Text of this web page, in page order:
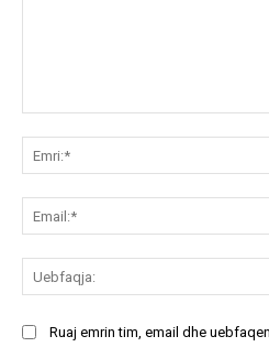
Ruaj emrin tim, email dhe